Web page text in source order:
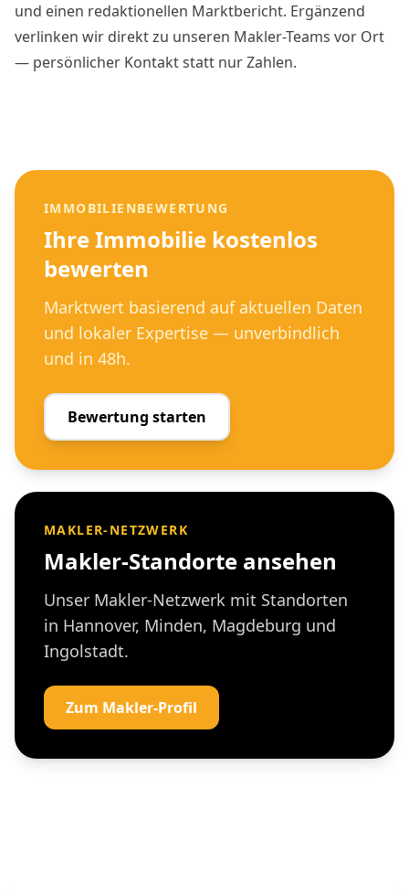
und einen redaktionellen Marktbericht. Ergänzend
verlinken wir direkt zu unseren Makler-Teams vor Ort
— persönlicher Kontakt statt nur Zahlen.
IMMOBILIENBEWERTUNG
Ihre Immobilie kostenlos
bewerten
Marktwert basierend auf aktuellen Daten
und lokaler Expertise — unverbindlich
und in 48h.
Bewertung starten
MAKLER-NETZWERK
Makler-Standorte ansehen
Unser Makler-Netzwerk mit Standorten
in Hannover, Minden, Magdeburg und
Ingolstadt.
Zum Makler-Profil